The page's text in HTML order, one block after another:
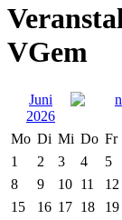
VGem
Juni
2026
Mo Di Mi Do Fr
1
2 3 4 5
8
9 10 11 12
15
16 17 18 19